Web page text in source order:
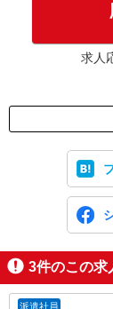
求人
3件のこの求
派遣社員